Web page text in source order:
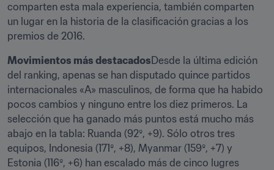
comparten esta mala experiencia, también comparten
un lugar en la historia de la clasificación gracias a los
premios de 2016.
Movimientos más destacados Desde la última edición
del ranking, apenas se han disputado quince partidos
internacionales «A» masculinos, de forma que ha habido
pocos cambios y ninguno entre los diez primeros. La
selección que ha ganado más puntos está mucho más
abajo en la tabla: Ruanda (92º, +9). Sólo otros tres
equipos, Indonesia (171º, +8), Myanmar (159º, +7) y
Estonia (116º, +6) han escalado más de cinco lugres